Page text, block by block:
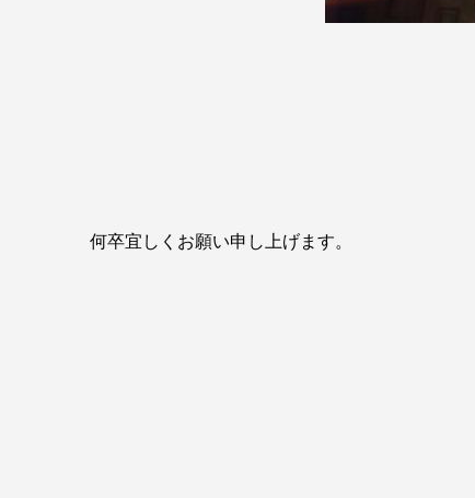
何卒宜しくお願い申し上げます。